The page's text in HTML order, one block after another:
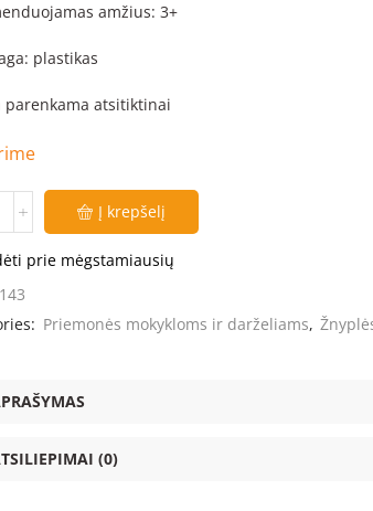
amžius: 3+
plastikas
parenkama atsitiktinai
Į krepšelį
prie mėgstamiausių
Priemonės mokykloms ir darželiams,
(0)